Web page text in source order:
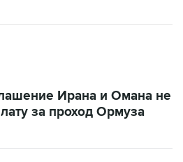
за проход Ормуза